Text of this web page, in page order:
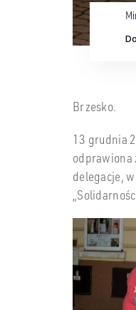
Brzesko.
13 grudnia
odprawiona
delegacje,